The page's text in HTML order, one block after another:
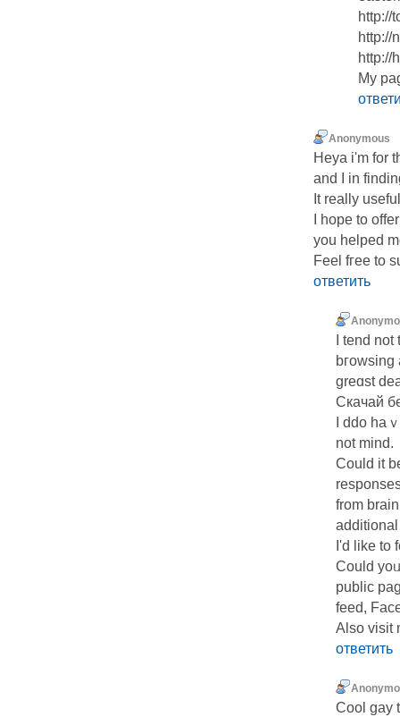
http://
http://
http://
My
Anonymous
Heya i'm for
and I in
It really
I hope to
you helped
Feel fгеe to
ответить
I tend
bгowsing
greɑst
Скачай
I ddo ha
not mind.
Could іt
from
I'd like to
Could
public
feed,
Also visit
ответить
Cool gay